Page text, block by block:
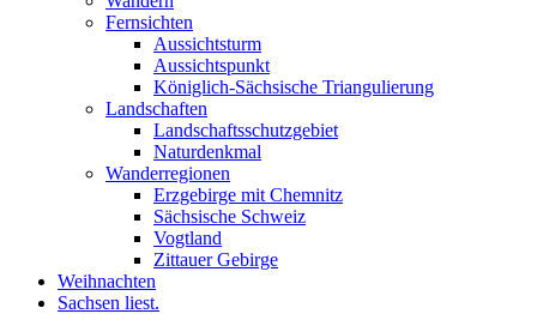
Fernsichten
Aussichtsturm
Aussichtspunkt
Königlich-Sächsische Triangulierung
Landschaften
Landschaftsschutzgebiet
Naturdenkmal
Wanderregionen
Erzgebirge mit Chemnitz
Sächsische Schweiz
Vogtland
Zittauer Gebirge
Weihnachten
Sachsen liest.